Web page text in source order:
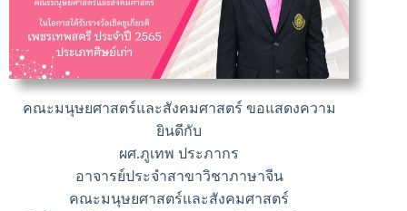
คณะมนุษยศาสตร์และสังคมศาสตร์ ขอแสดงความ
ยินดีกับ
ผศ.ภูเทพ ประภากร
อาจารย์ประจำสาขาวิชาภาษาจีน
คณะมนุษยศาสตร์และสังคมศาสตร์